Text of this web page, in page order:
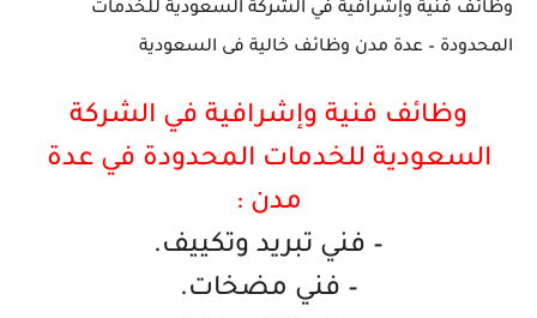
وظائف فنية وإشرافية في الشركة السعودية للخدمات
المحدودة – عدة مدن وظائف خالية فى السعودية
وظائف فنية وإشرافية في الشركة
السعودية للخدمات المحدودة في عدة
مدن :
– فني تبريد وتكييف.
– فني مضخات.